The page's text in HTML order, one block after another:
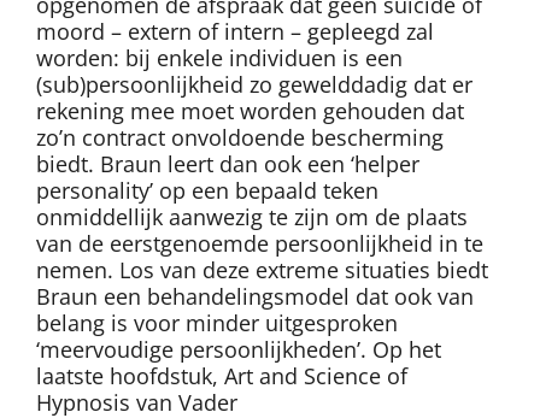
moord – extern of intern – gepleegd zal
worden: bij enkele individuen is een
(sub)persoonlijkheid zo gewelddadig dat er
rekening mee moet worden gehouden dat
zo’n contract onvoldoende bescherming
biedt. Braun leert dan ook een ‘helper
personality’ op een bepaald teken
onmiddellijk aanwezig te zijn om de plaats
van de eerstgenoemde persoonlijkheid in te
nemen. Los van deze extreme situaties biedt
Braun een behandelingsmodel dat ook van
belang is voor minder uitgesproken
‘meervoudige persoonlijkheden’. Op het
laatste hoofdstuk, Art and Science of
Hypnosis van Vader